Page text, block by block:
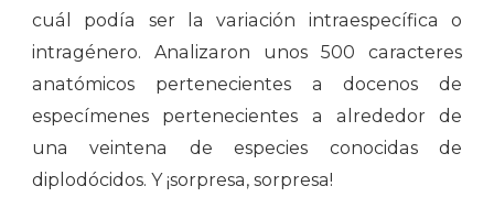
cuál podía ser la variación intraespecífica o
intragénero. Analizaron unos 500 caracteres
anatómicos pertenecientes a docenos de
especímenes pertenecientes a alrededor de
una veintena de especies conocidas de
diplodócidos. Y ¡sorpresa, sorpresa!